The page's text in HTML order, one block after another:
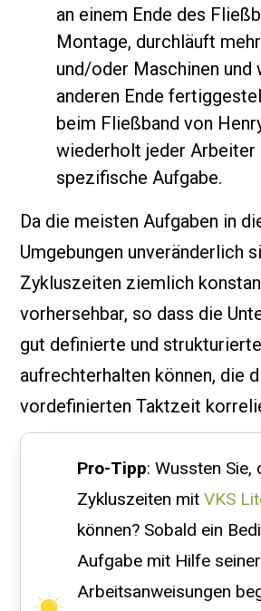
an einem Ende des
Montage, durchläuft
und/oder Maschinen und
anderen Ende
beim Fließband von
wiederholt jeder Arbeiter
spezifische Aufgabe.
Da die meisten Aufgaben in
Umgebungen unveränderlich
Zykluszeiten ziemlich
vorhersehbar, so dass die
gut definierte und
aufrechterhalten können, die
vordefinierten Taktzeit
Pro-Tipp: Wussten Sie,
Zykluszeiten mit VKS
können? Sobald ein
Aufgabe mit Hilfe
Arbeitsanweisungen